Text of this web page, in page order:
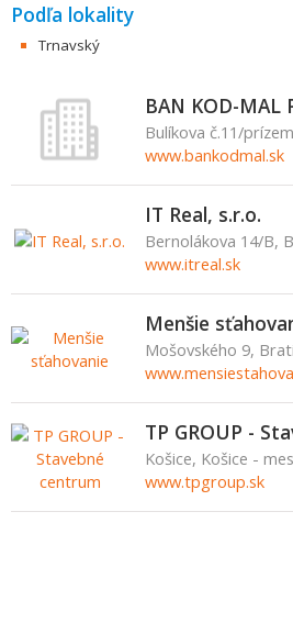
Podľa lokality
Trnavský
BAN KOD-MAL
Bulíkova č.11/
www.bankodmal.sk
IT Real, s.r.o.
Bernolákova 14/B,
www.itreal.sk
Menšie
Mošovského 9,
TP GROUP -
Košice, Košice -
www.tpgroup.sk